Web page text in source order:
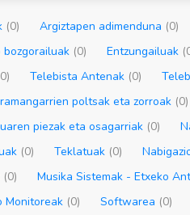
(0) Argiztapen adimenduna (0)
bozgorailuak (0) Entzungailuak
Telebista Antenak (0)
poltsak eta zorroak (0)
piezak eta osagarriak (0)
(0) Teklatuak (0)
(0) Musika Sistemak - Etxeko
Monitoreak (0) Softwarea (0)